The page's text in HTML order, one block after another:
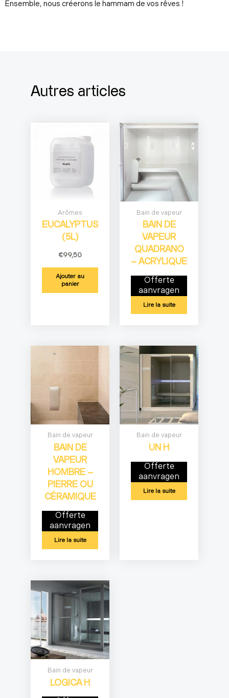
Ensemble, nous créerons le hammam de vos rêves !
Autres articles
Arômes
EUCALYPTUS
(5L)
€99,50
Ajouter au
panier
Bain de vapeur
BAIN DE
VAPEUR
QUADRANO
– ACRYLIQUE
Offerte
aanvragen
Lire la suite
Bain de vapeur
BAIN DE
VAPEUR
HOMBRE –
PIERRE OU
CÉRAMIQUE
Offerte
aanvragen
Lire la suite
Bain de vapeur
UN H
Offerte
aanvragen
Lire la suite
Bain de vapeur
LOGICA H